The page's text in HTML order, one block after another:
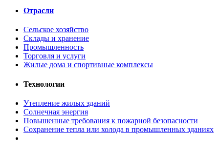
Отрасли
Сельское хозяйство
Склады и хранение
Промышленность
Торговля и услуги
Жилые дома и спортивные комплексы
Технологии
Утепление жилых зданий
Солнечная энергия
Повышенные требования к пожарной безопасности
Сохранение тепла или холода в промышленных зданиях